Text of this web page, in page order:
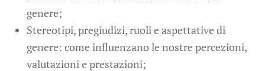
genere;
Stereotipi, pregiudizi, ruoli e aspettative di
genere: come influenzano le nostre percezioni,
valutazioni e prestazioni;